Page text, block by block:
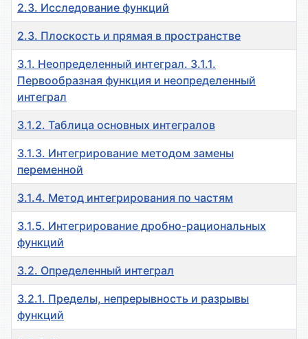
2.3. Исследование функций
2.3. Плоскость и прямая в пространстве
3.1. Неопределенный интеграл. 3.1.1.
Первообразная функция и неопределенный
интеграл
3.1.2. Таблица основных интегралов
3.1.3. Интегрирование методом замены
переменной
3.1.4. Метод интегрирования по частям
3.1.5. Интегрирование дробно-рациональных
функций
3.2. Определенный интеграл
3.2.1. Пределы, непрерывность и разрывы
функций